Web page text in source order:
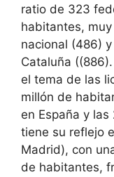
ratio de 323
habitantes,
nacional (486)
Cataluña
el tema de las
millón de
en España y
tiene su reflejo
Madrid), con
de habitantes,